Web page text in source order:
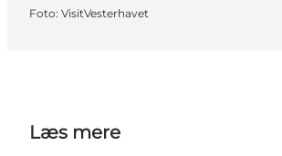
Foto: VisitVesterhavet
Læs mere